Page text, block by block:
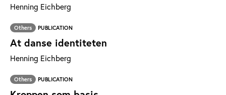
Henning Eichberg
Others PUBLICATION
At danse identiteten
Henning Eichberg
Others PUBLICATION